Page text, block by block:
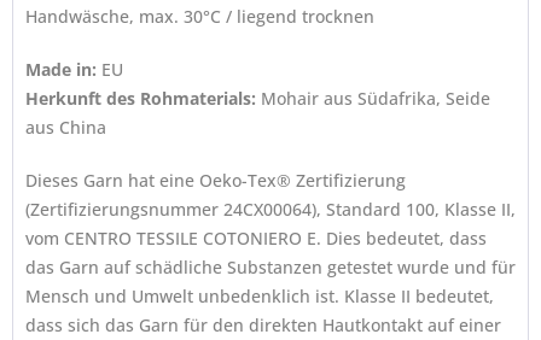
Handwäsche, max. 30°C / liegend trocknen
Made in: EU
Herkunft des Rohmaterials: Mohair aus Südafrika, Seide
aus China
Dieses Garn hat eine Oeko-Tex® Zertifizierung
(Zertifizierungsnummer 24CX00064), Standard 100, Klasse II,
vom CENTRO TESSILE COTONIERO E. Dies bedeutet, dass
das Garn auf schädliche Substanzen getestet wurde und für
Mensch und Umwelt unbedenklich ist. Klasse II bedeutet,
dass sich das Garn für den direkten Hautkontakt auf einer